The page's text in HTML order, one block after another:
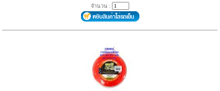
จำนวน :